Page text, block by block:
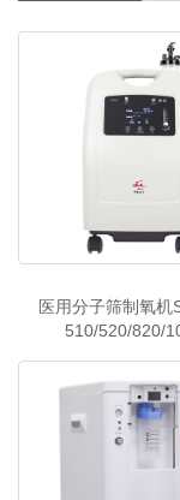
医用分子筛制氧机
510/520/820/